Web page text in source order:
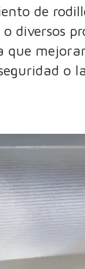
de
diversos
que
o